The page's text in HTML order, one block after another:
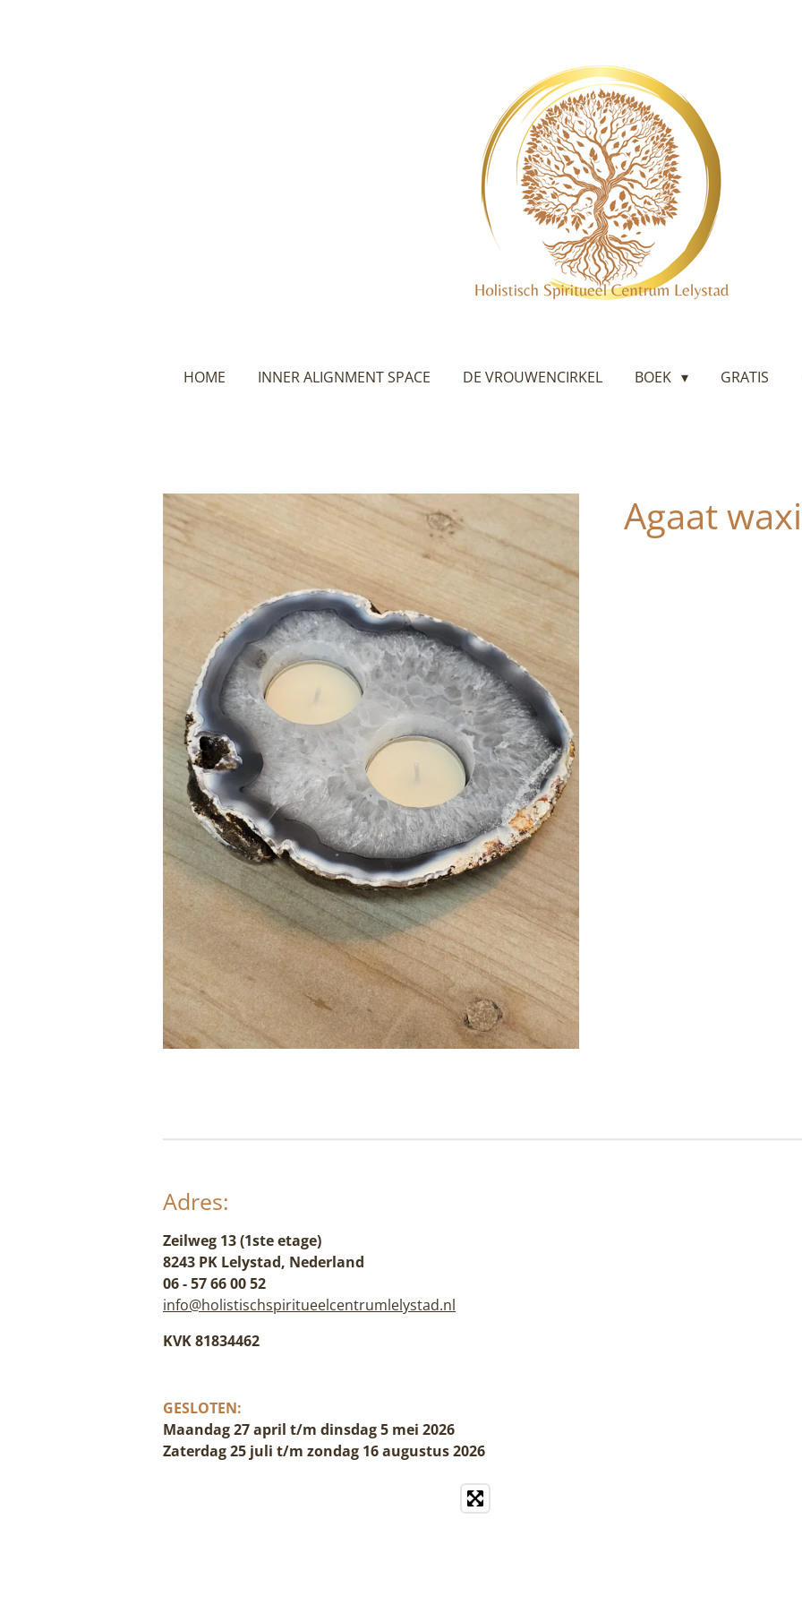
HOME INNER ALIGNMENT SPACE DE VROUWENCIRKEL BOEK GRATIS
Agaat
Adres:
Zeilweg 13 (1ste etage)
8243 PK Lelystad, Nederland
06 - 57 66 00 52
info@holistischspiritueelcentrumlelystad.nl
KVK 81834462
GESLOTEN:
Maandag 27 april t/m dinsdag 5 mei 2026
Zaterdag 25 juli t/m zondag 16 augustus 2026